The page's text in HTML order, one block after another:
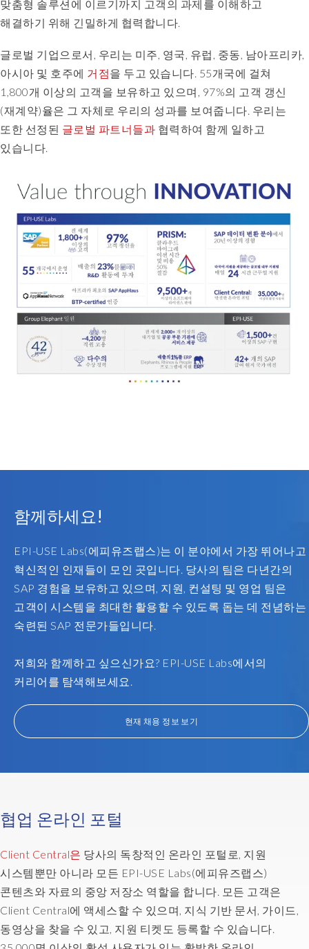
trying
to
really
our
need.
We
chat
developers
where
don't
allow
actually
solution
There
never
too
challenge
the
team.
technical
across
which
provided
the
extra
of
hands
맞춤형 솔루션에 이르기까지 고객의 과제를 이해하고
해결하기 위해 긴밀하게 협력합니다.
글로벌 기업으로서, 우리는 미주, 영국, 유럽, 중동, 남아프리카,
아시아 및 호주에 거점을 두고 있습니다. 55개국에 걸쳐
1,800개 이상의 고객을 보유하고 있으며, 97%의 고객 갱신
(재계약)율은 그 자체로 우리의 성과를 보여줍니다. 우리는
또한 선정된 글로벌 파트너들과 협력하여 함께 일하고
있습니다.
함께하세요!
EPI-USE Labs(에피유즈랩스)는 이 분야에서 가장 뛰어나고
혁신적인 인재들이 모인 곳입니다. 당사의 팀은 다년간의
SAP 경험을 보유하고 있으며, 지원, 컨설팅 및 영업 팀은
고객이 시스템을 최대한 활용할 수 있도록 돕는 데 전념하는
숙련된 SAP 전문가들입니다.
저희와 함께하고 싶으신가요? EPI-USE Labs에서의
커리어를 탐색해보세요.
현재 채용 정보 보기
협업 온라인 포털
Client Central은 당사의 독창적인 온라인 포털로, 지원
시스템뿐만 아니라 모든 EPI-USE Labs(에피유즈랩스)
콘텐츠와 자료의 중앙 저장소 역할을 합니다. 모든 고객은
Client Central에 액세스할 수 있으며, 지식 기반 문서, 가이드,
동영상을 찾을 수 있고, 지원 티켓도 등록할 수 있습니다.